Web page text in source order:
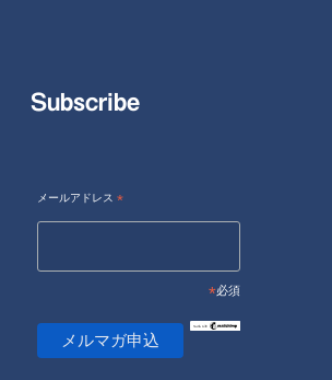
Subscribe
メールアドレス *
*必須